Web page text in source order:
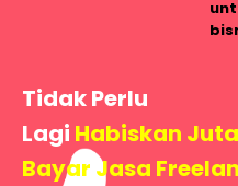
Tidak Perlu
Lagi Habiskan
Bayar Jasa